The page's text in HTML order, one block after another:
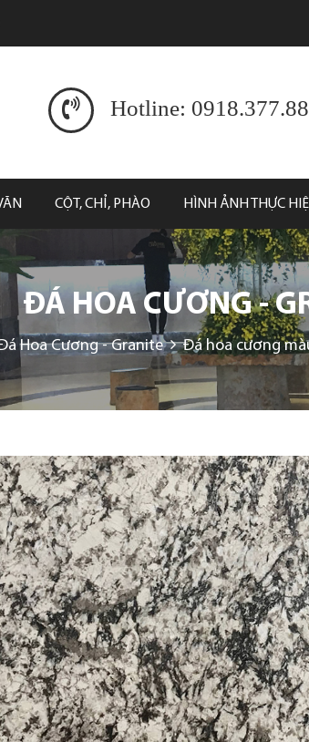
Hotline:
CỘT, CHỈ, PHÀO HÌNH ẢNH THỰC
ĐÁ HOA CƯƠNG -
Hoa Cương - Granite Đá hoa cương